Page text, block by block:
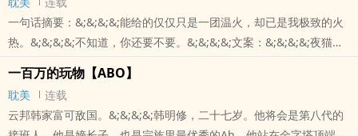
本站提示：各位书友要是觉得《小狮子吻了大鹿》还不错的话请不要
忘记向您QQ群和微博里的朋友推荐哦！
一句话摘要：&;&;&;&;能给的仅仅只是一团温火，却已是我极致的火
热。&;&;&;&;不知道，你还要不要。&;&;&;&;文案：&;&;&;&;夜猫茶
&;&
本站提示：各位书友要是觉得《我的对象性冷淡【ABO】》还不错的
话请不要忘记向您QQ群和微博里的朋友推荐哦！
一百万的玩物【ABO】
耽美
连载
云邦韩家富可敌国。&;&;&;&;韩明修，二十七岁。他将会是第八代的